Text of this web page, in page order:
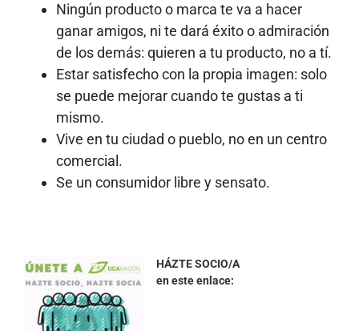
Ningún producto o marca te va a hacer
ganar amigos, ni te dará éxito o admiración
de los demás: quieren a tu producto, no a tí.
Estar satisfecho con la propia imagen: solo
se puede mejorar cuando te gustas a ti
mismo.
Vive en tu ciudad o pueblo, no en un centro
comercial.
Se un consumidor libre y sensato.
HÁZTE SOCIO/A
en este enlace: